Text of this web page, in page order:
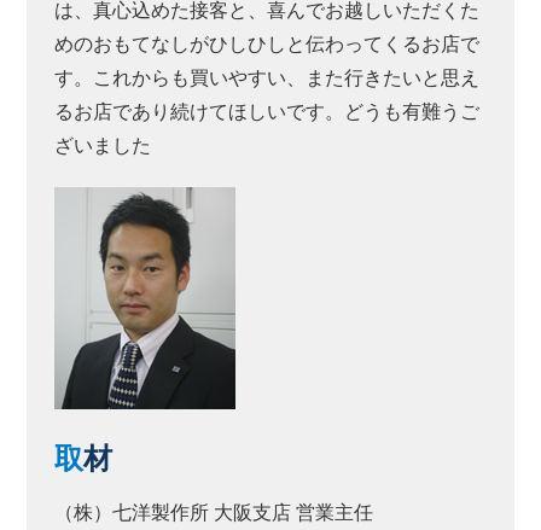
は、真心込めた接客と、喜んでお越しいただくた
めのおもてなしがひしひしと伝わってくるお店で
す。これからも買いやすい、また行きたいと思え
るお店であり続けてほしいです。どうも有難うご
ざいました
取材
（株）七洋製作所 大阪支店 営業主任